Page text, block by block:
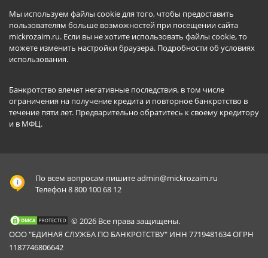
Мы используем файлы cookie для того, чтобы предоставить
пользователям больше возможностей при посещении сайта
mickrozaim.ru. Если вы не хотите использовать файлы cookie, то
можете изменить настройки браузера. Подробности об условиях
использования.
Банкротство влечет негативные последствия, в том числе
ограничения на получение кредита и повторное банкротство в
течение пяти лет. Предварительно обратитесь к своему кредитору
и в МФЦ.
По всем вопросам пишитеadmin@mickrozaim.ru
Телефон 8 800 100 68 12
© 2026 Все права защищены.
ООО "ЕДИНАЯ СЛУЖБА ПО БАНКРОТСТВУ" ИНН 7719481634 ОГРН
1187746806642